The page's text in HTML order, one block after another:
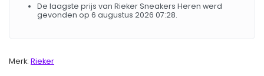
De laagste prijs van Rieker Sneakers Heren werd
gevonden op 6 augustus 2026 07:28.
Merk: Rieker